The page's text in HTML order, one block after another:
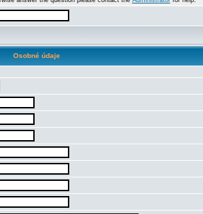
Osobné údaje